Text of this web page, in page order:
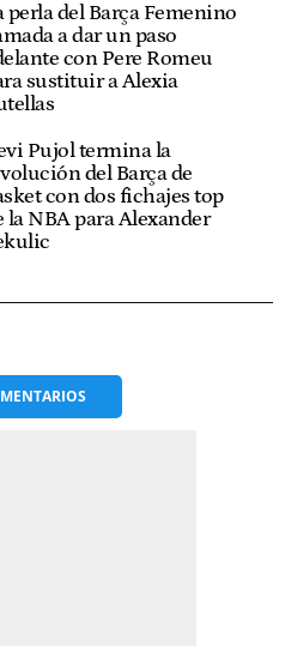
perla del Barça Femenino
a dar un paso
con Pere Romeu
sustituir a Alexia
Pujol termina la
del Barça de
con dos fichajes top
la NBA para Alexander